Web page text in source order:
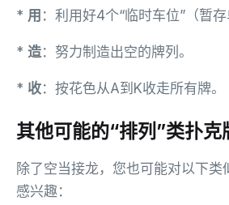
* 用 ：利用好4个“临时车位”（暂存
* 造：努力制造出空的牌列。
* 收：按花色从A到K收走所有牌。
其他可能的“排列”类扑克
除了空当接龙，您也可能对以下类
感兴趣：